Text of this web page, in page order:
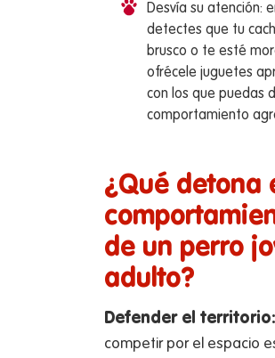
Desvía su atención:
detectes que tu
brusco o te esté
ofrécele juguetes
con los que puedas
comportamiento
¿Qué detona
de un perro
adulto?
Defender el territorio:
competir por el espacio